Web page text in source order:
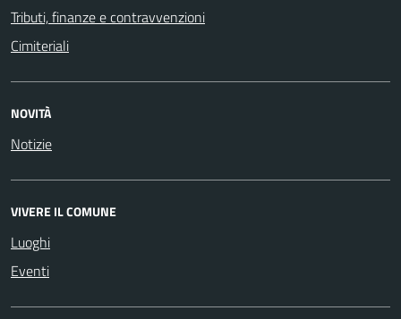
Tributi, finanze e contravvenzioni
Cimiteriali
NOVITÀ
Notizie
VIVERE IL COMUNE
Luoghi
Eventi